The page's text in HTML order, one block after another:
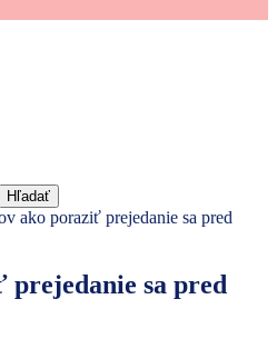
Hľadať
ako poraziť prejedanie sa pred
sa pred